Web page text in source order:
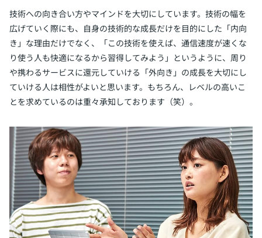
技術への向き合い方やマインドを大切にしています。技術の幅を
広げていく際にも、自身の技術的な成長だけを目的にした「内向
き」な理由だけでなく、「この技術を使えば、通信速度が速くな
り使う人も快適になるから習得してみよう」というように、周り
や携わるサービスに還元していける「外向き」の成長を大切にし
ていける人は相性がよいと思います。もちろん、レベルの高いこ
とを求めているのは重々承知しております（笑）。